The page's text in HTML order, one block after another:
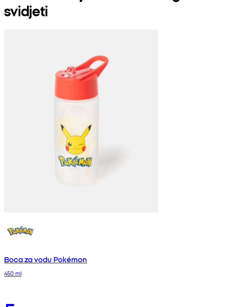
svidjeti
Boca za vodu Pokémon
450 ml